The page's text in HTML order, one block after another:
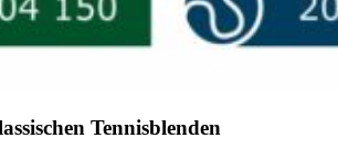
Tennisblenden